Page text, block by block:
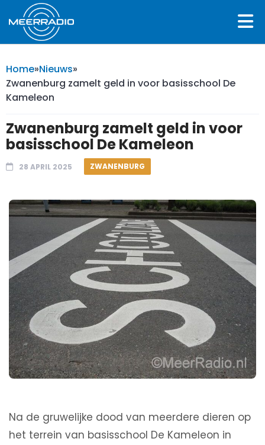
Home»Nieuws»
Zwanenburg zamelt geld in voor basisschool De
Kameleon
Zwanenburg zamelt geld in voor
basisschool De Kameleon
28 APRIL 2025 ZWANENBURG
Na de gruwelijke dood van meerdere dieren op
het terrein van basisschool De Kameleon in